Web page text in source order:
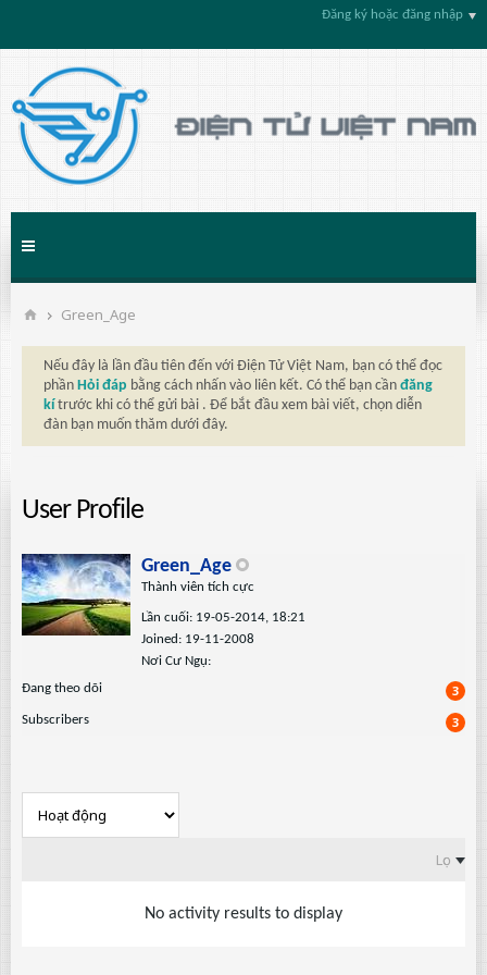
Đăng ký hoặc đăng nhập
Green_Age
Nếu đây là lần đầu tiên đến với Điện Tử Việt Nam, bạn có thể đọc
phần Hỏi đáp bằng cách nhấn vào liên kết. Có thể bạn cần đăng
kí trước khi có thể gửi bài . Để bắt đầu xem bài viết, chọn diễn
đàn bạn muốn thăm dưới đây.
User Profile
Green_Age
Thành viên tích cực
Lần cuối: 19-05-2014, 18:21
Joined: 19-11-2008
Nơi Cư Ngụ:
Ðang theo dõi
3
Subscribers 3
Lọc
No activity results to display